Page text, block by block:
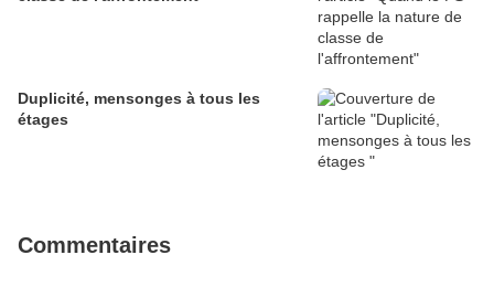
Duplicité, mensonges à tous les
étages
Commentaires